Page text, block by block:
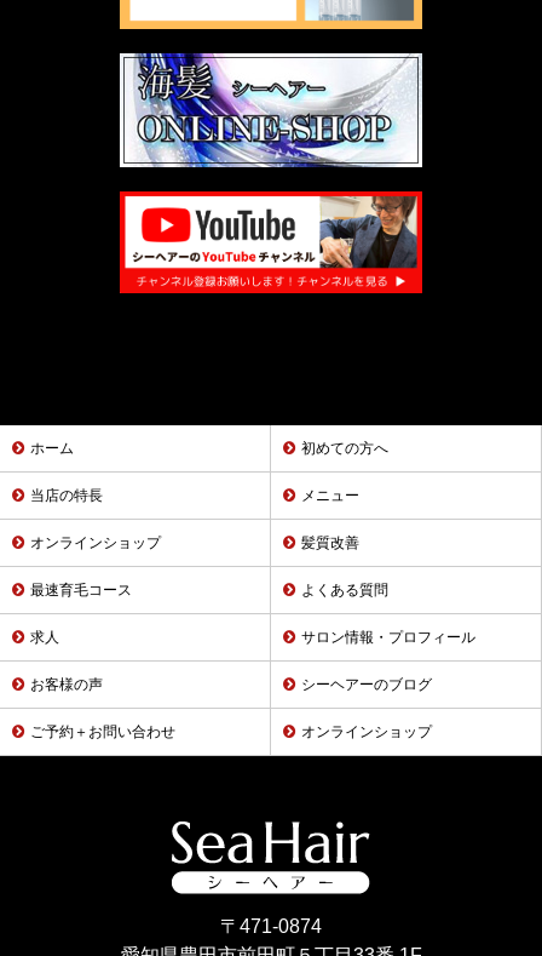
ホーム 初めての方へ
当店の特長 メニュー
オンラインショップ 髪質改善
最速育毛コース よくある質問
求人 サロン情報・プロフィール
お客様の声 シーヘアーのブログ
ご予約＋お問い合わせ オンラインショップ
〒471-0874